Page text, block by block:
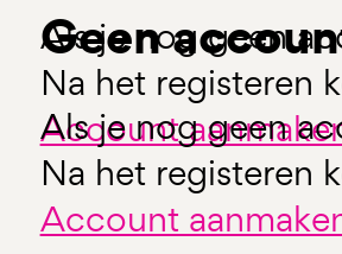
Als je nog geen
Na het registeren
Account
Geen
Als je nog geen
Na het registeren
Account